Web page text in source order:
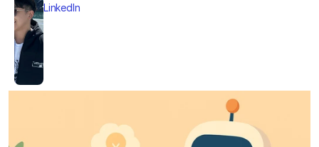
LinkedIn